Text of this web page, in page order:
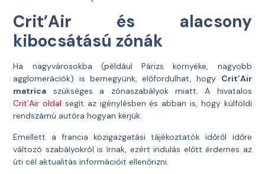
Crit’Air és alacsony
kibocsátású zónák
Ha nagyvárosokba (például Párizs környéke, nagyobb
agglomerációk) is bemegyünk, előfordulhat, hogy Crit’Air
matrica szükséges a zónaszabályok miatt. A hivatalos
Crit’Air oldal segít az igénylésben és abban is, hogy külföldi
rendszámú autóra hogyan kérjük.
Emellett a francia közigazgatási tájékoztatók időről időre
változó szabályokról is írnak, ezért indulás előtt érdemes az
úti cél aktualitás információit ellenőrizni.